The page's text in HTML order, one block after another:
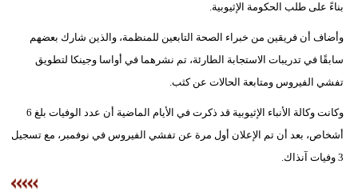
فيديو
سيارات
بناءً على طلب الحكومة الإثيوبية.
وأضاف أن فريقين من خبراء الصحة التابعين للمنظمة، والذين شارك بعضهم
سابقًا في تدريبات الاستجابة الطارئة، تم نشرهما في أواسا وجينكا لتطويق
تفشي الفيروس ومتابعة الحالات عن كثب.
وكانت وكالة الأنباء الإثيوبية قد ذكرت في الأيام الماضية أن عدد الوفيات بلغ 6
أشخاص، بعد أن تم الإعلان أول مرة عن تفشي الفيروس في نوفمبر، مع تسجيل
3 وفيات آنذاك.